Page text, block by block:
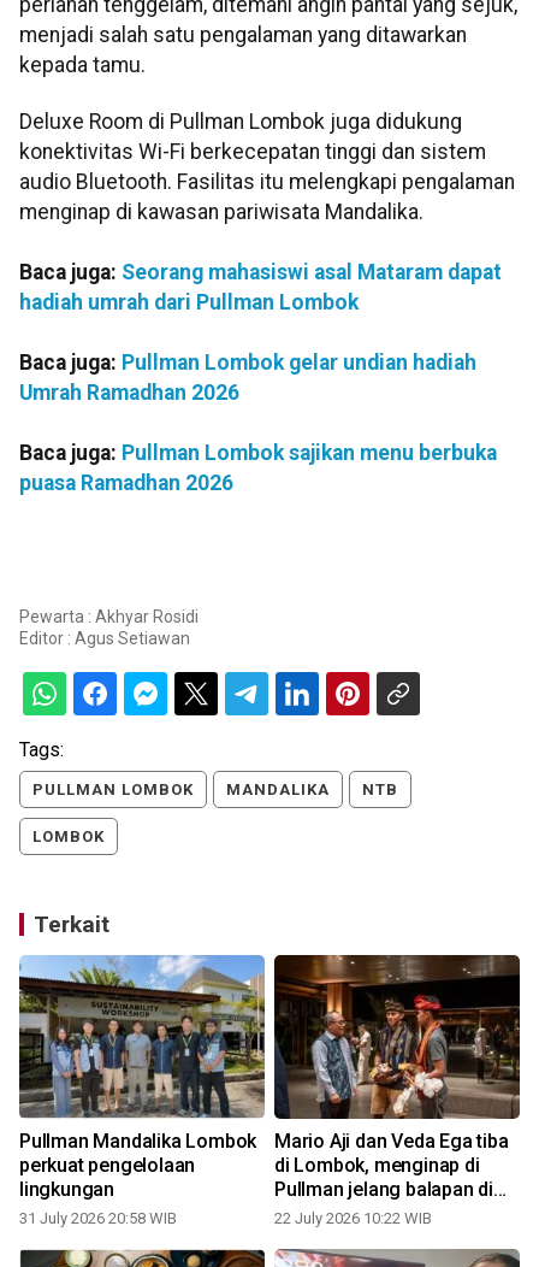
menjadi salah satu pengalaman yang ditawarkan
kepada tamu.
Deluxe Room di Pullman Lombok juga didukung
konektivitas Wi-Fi berkecepatan tinggi dan sistem
audio Bluetooth. Fasilitas itu melengkapi pengalaman
menginap di kawasan pariwisata Mandalika.
Baca juga: Seorang mahasiswi asal Mataram dapat
hadiah umrah dari Pullman Lombok
Baca juga: Pullman Lombok gelar undian hadiah
Umrah Ramadhan 2026
Baca juga: Pullman Lombok sajikan menu berbuka
puasa Ramadhan 2026
Pewarta : Akhyar Rosidi
Editor : Agus Setiawan
Tags:
PULLMAN LOMBOK MANDALIKA NTB
LOMBOK
Terkait
Pullman Mandalika Lombok
perkuat pengelolaan
lingkungan
31 July 2026 20:58 WIB
Mario Aji dan Veda Ega tiba
di Lombok, menginap di
Pullman jelang balapan di
Mandalika
22 July 2026 10:22 WIB